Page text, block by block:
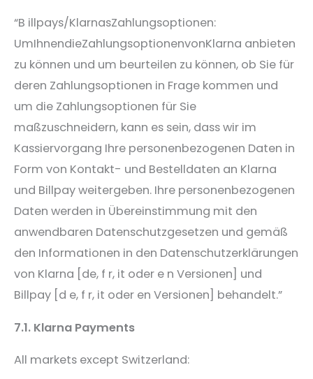
“B​ illpays/KlarnasZahlungsoptionen:​
UmIhnendieZahlungsoptionenvonKlarna anbieten
zu können und um beurteilen zu können, ob Sie für
deren Zahlungsoptionen in Frage kommen und
um die Zahlungsoptionen für Sie
maßzuschneidern, kann es sein, dass wir im
Kassiervorgang Ihre personenbezogenen Daten in
Form von Kontakt- und Bestelldaten an Klarna
und Billpay weitergeben. Ihre personenbezogenen
Daten werden in Übereinstimmung mit den
anwendbaren Datenschutzgesetzen und gemäß
den Informationen in den Datenschutzerklärungen
von Klarna [​de​, f​ r​, ​it​ oder e​ n​ Versionen] und
Billpay [d​ e,​ f​ r,​ it​ oder ​en​ Versionen] behandelt.”
7.1. Klarna Payments
All markets except Switzerland: